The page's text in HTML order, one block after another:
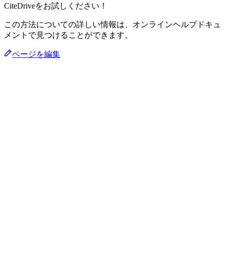
CiteDriveをお試しください！
この方法についての詳しい情報は、オンラインヘルプドキュ
メントで見つけることができます。
ページを編集